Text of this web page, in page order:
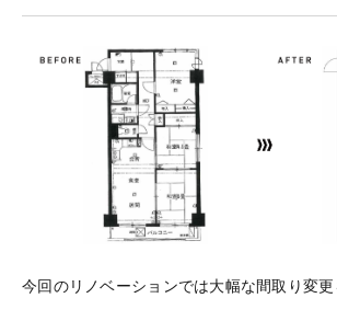
今回のリノベーションでは大幅な間取り変更